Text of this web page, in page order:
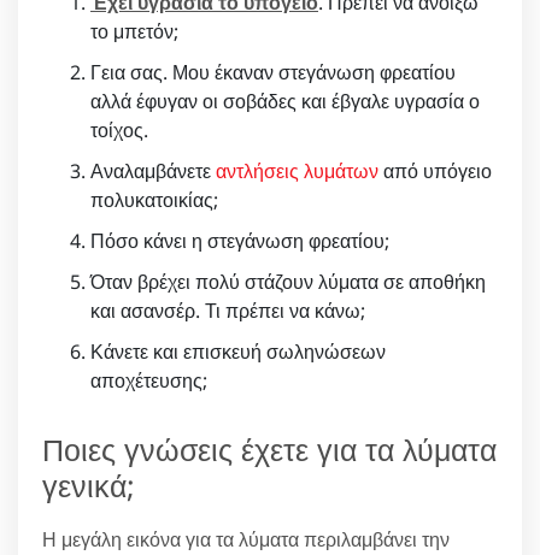
το μπετόν;
Γεια σας. Μου έκαναν στεγάνωση φρεατίου
αλλά έφυγαν οι σοβάδες και έβγαλε υγρασία ο
τοίχος.
Αναλαμβάνετεαντλήσεις λυμάτωναπό υπόγειο
πολυκατοικίας;
Πόσο κάνει η στεγάνωση φρεατίου;
Όταν βρέχει πολύ στάζουν λύματα σε αποθήκη
και ασανσέρ. Τι πρέπει να κάνω;
Κάνετε και επισκευή σωληνώσεων
αποχέτευσης;
Ποιες γνώσεις έχετε για τα λύματα
γενικά;
Η μεγάλη εικόνα για τα λύματα περιλαμβάνει την